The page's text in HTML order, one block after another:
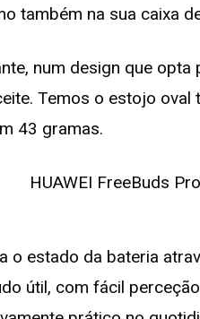
também na sua caixa
num design que
Temos o estojo
43 gramas.
o estado da bateria
útil, com fácil